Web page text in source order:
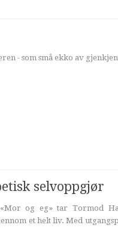
- som små ekko av
selvoppgjør
og eg» tar Tormod
et helt liv. Med